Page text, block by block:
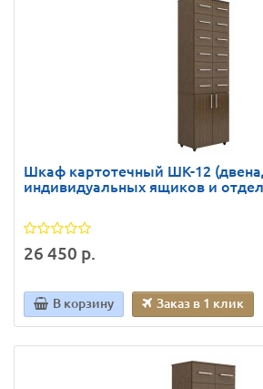
Шкаф картотечный ШК-12
индивидуальных ящиков и
26 450 р.
В корзину Заказ в 1 клик